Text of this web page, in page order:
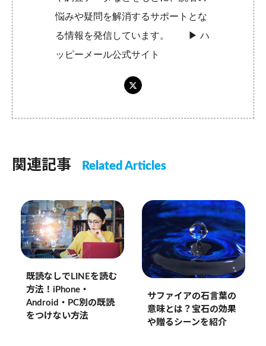
悩みや疑問を解消するサポートとな
る情報を発信しています。 ▶︎ハ
ッピーメール公式サイト
関連記事 Related Articles
既読なしでLINEを読む
方法！iPhone・
Android・PC別の既読
をつけない方法
サファイアの石言葉の
意味とは？宝石の効果
や贈るシーンを紹介